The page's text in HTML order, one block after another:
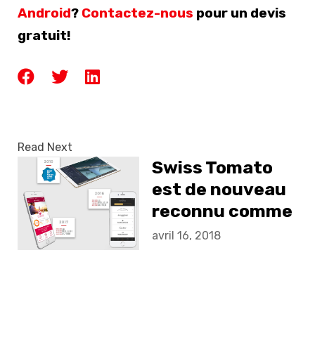
Android? Contactez-nous pour un devis
gratuit!
Read Next
Swiss Tomato
est de nouveau
reconnu comme
l'un des
avril 16, 2018